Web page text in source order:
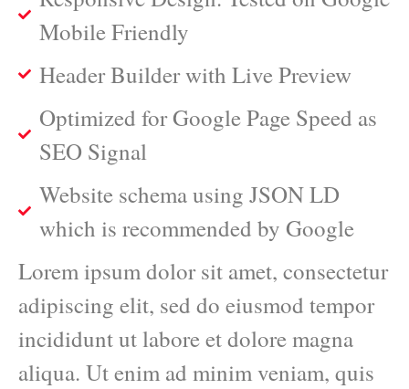
Mobile Friendly
Header Builder with Live Preview
Optimized for Google Page Speed as
SEO Signal
Website schema using JSON LD
which is recommended by Google
Lorem ipsum dolor sit amet, consectetur
adipiscing elit, sed do eiusmod tempor
incididunt ut labore et dolore magna
aliqua. Ut enim ad minim veniam, quis